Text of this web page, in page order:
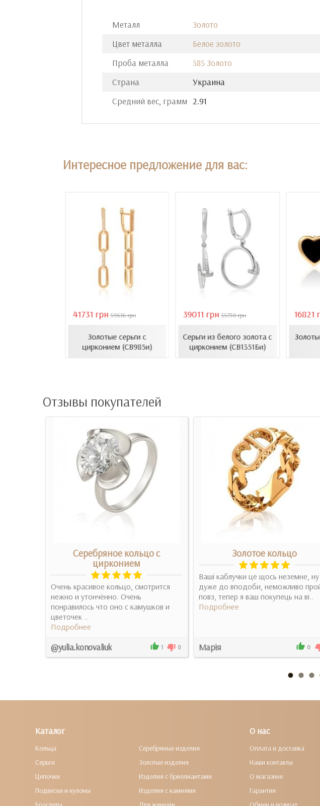
Металл
Золото
Цвет металла
Белое золото
Проба металла
585 Золото
Страна
Украина
Средний вес, грамм
2.91
Интересное предложение для вас:
41731 грн 59616 грн
Золотые серьги с
цирконием (СВ985и)
39011 грн 55730 грн
Серьги из белого золота с
цирконием (СВ1351Би)
16821
Отзывы покупателей
Серебряное кольцо с
цирконием
Очень красивое кольцо, смотрится
нежно и утончённо. Очень
понравилось что оно с камушков и
цветочек ..
Подробнее
@yulia.konovaliuk 1 0
Золотое кольцо
Ваші каблучки це щось неземне, ну
дуже до вподоби, неможливо
повз, тепер я ваш покупець на ві..
Подробнее
Марія 0
Каталог
Кольца
Серьги
Цепочки
Подвески и кулоны
Серебряные изделия
Золотые изделия
Изделия с бриллиантами
Изделия с камнями
О нас
Оплата и доставка
Наши контакты
О магазине
Гарантии